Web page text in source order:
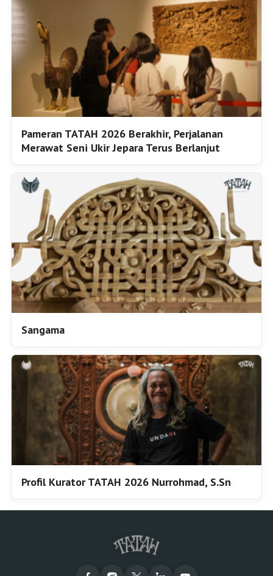
Pameran TATAH 2026 Berakhir, Perjalanan
Merawat Seni Ukir Jepara Terus Berlanjut
Sangama
Profil Kurator TATAH 2026 Nurrohmad, S.Sn